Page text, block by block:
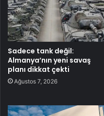
Sadece tank değil:
Almanya’nın yeni savaş
planı dikkat çekti
Ağustos 7, 2026